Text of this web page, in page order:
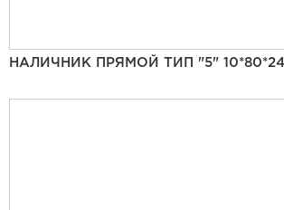
НАЛИЧНИК ПРЯМОЙ ТИП "5"